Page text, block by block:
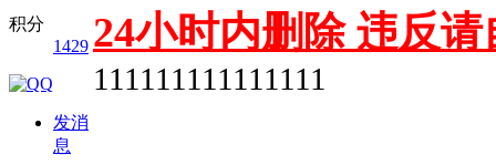
积分
1429
发消
息
24小时内删除 违反
111111111111111